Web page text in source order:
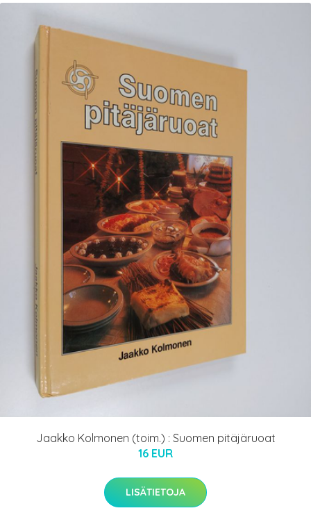
Jaakko Kolmonen (toim.) : Suomen pitäjäruoat
16 EUR
LISÄTIETOJA